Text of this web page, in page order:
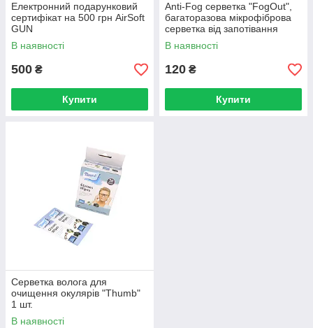
Електронний подарунковий
сертифікат на 500 грн AirSoft
GUN
В наявності
500 ₴
Купити
Anti-Fog серветка "FogOut",
багаторазова мікрофіброва
серветка від запотівання
В наявності
120 ₴
Купити
Серветка волога для
очищення окулярів "Thumb"
1 шт.
В наявності